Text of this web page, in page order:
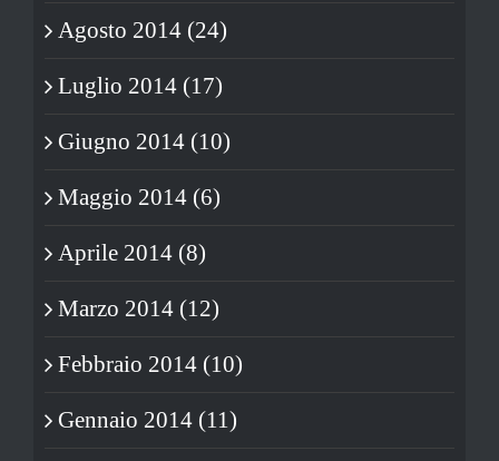
Agosto 2014 (24)
Luglio 2014 (17)
Giugno 2014 (10)
Maggio 2014 (6)
Aprile 2014 (8)
Marzo 2014 (12)
Febbraio 2014 (10)
Gennaio 2014 (11)